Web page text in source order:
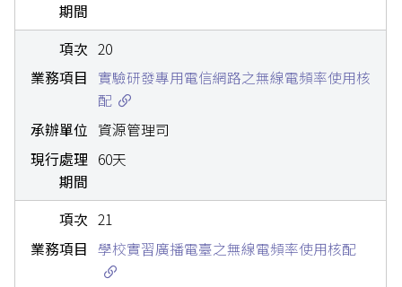
20
實驗研發專用電信網路之無線電頻率使用核
配
資源管理司
60天
21
學校實習廣播電臺之無線電頻率使用核配